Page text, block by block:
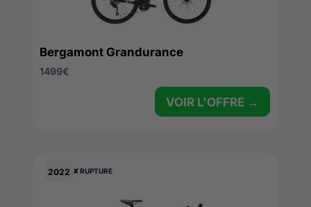
Bergamont Grandurance
1499€
VOIR L'OFFRE →
2022 ✘ RUPTURE